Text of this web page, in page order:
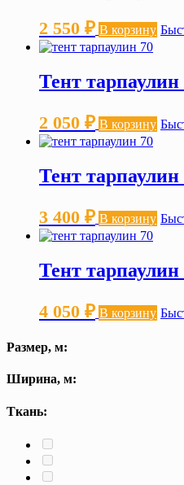
2 550 ₽ В корзину
Тент
2 050 ₽ В корзину
Тент
3 400 ₽ В корзину
Тент
4 050 ₽ В корзину
Размер, м:
Ширина, м:
Ткань: